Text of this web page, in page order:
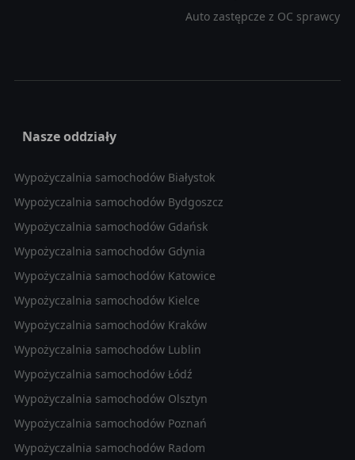
Auto zastępcze z OC sprawcy
Nasze oddziały
Wypożyczalnia samochodów Białystok
Wypożyczalnia samochodów Bydgoszcz
Wypożyczalnia samochodów Gdańsk
Wypożyczalnia samochodów Gdynia
Wypożyczalnia samochodów Katowice
Wypożyczalnia samochodów Kielce
Wypożyczalnia samochodów Kraków
Wypożyczalnia samochodów Lublin
Wypożyczalnia samochodów Łódź
Wypożyczalnia samochodów Olsztyn
Wypożyczalnia samochodów Poznań
Wypożyczalnia samochodów Radom